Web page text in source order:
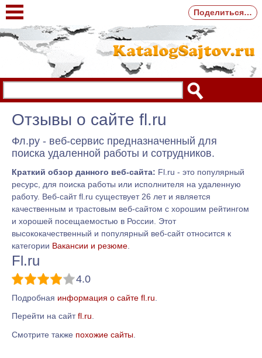
Отзывы о сайте fl.ru
Фл.ру - веб-сервис предназначенный для
поиска удаленной работы и сотрудников.
Краткий обзор данного веб-сайта: Fl.ru - это популярный
ресурс, для поиска работы или исполнителя на удаленную
работу. Веб-сайт fl.ru существует 26 лет и является
качественным и трастовым веб-сайтом с хорошим рейтингом
и хорошей посещаемостью в России. Этот
высококачественный и популярный веб-сайт относится к
категории Вакансии и резюме
Fl.ru
4.0
Подробная информация о сайте fl.ru
Перейти на сайтfl.ru.
Смотрите также похожие сайты
Поделиться…